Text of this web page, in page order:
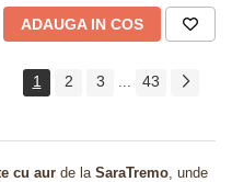
ADAUGA IN COS
1 2 3 ... 43
cu aur de la SaraTremo, unde